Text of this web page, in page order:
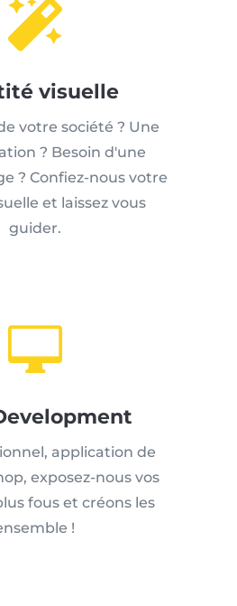

visuelle
votre société ? Une
? Besoin d'une
? Confiez-nous votre
et laissez vous
guider.

application de
exposez-nous vos
fous et créons les
!